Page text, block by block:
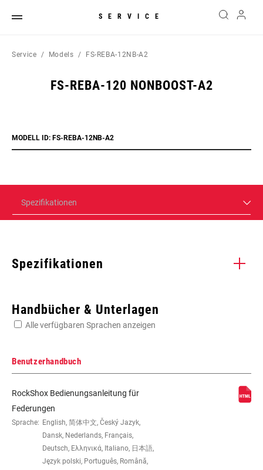
SERVICE
Service Models FS-REBA-12NB-A2
FS-REBA-120 NONBOOST-A2
MODELL ID: FS-REBA-12NB-A2
Spezifikationen
Spezifikationen
LAUFRADGRÖSSE
FEDERWEG (MM)
100mm, 110mm, 120mm, 80mm,
90mm
Handbücher & Unterlagen
Alle verfügbaren Sprachen anzeigen
Benutzerhandbuch
RockShox Bedienungsanleitung für
Federungen
Sprache: English, 简体中文, Český Jazyk,
Dansk, Nederlands, Français,
Deutsch, Ελληνικά, Italiano, 日本語,
Język polski, Português, Română,